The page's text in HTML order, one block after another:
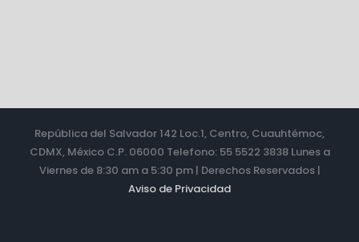
República del Salvador 142 Loc.1, Centro, Cuauhtémoc,
CDMX, México C.P. 06000 Telefono: 55 5522 3838 Lunes a
Viernes de 8:30 am a 5:30 pm | Derechos Reservados |
Aviso de Privacidad